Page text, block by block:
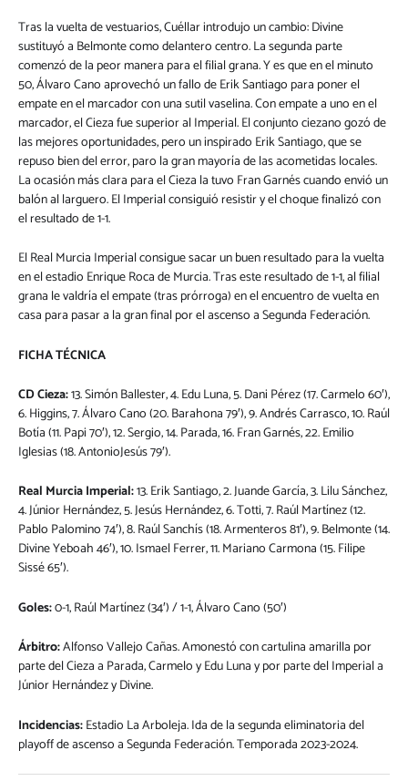
Tras la vuelta de vestuarios, Cuéllar introdujo un cambio: Divine
sustituyó a Belmonte como delantero centro. La segunda parte
comenzó de la peor manera para el filial grana. Y es que en el minuto
50, Álvaro Cano aprovechó un fallo de Erik Santiago para poner el
empate en el marcador con una sutil vaselina. Con empate a uno en el
marcador, el Cieza fue superior al Imperial. El conjunto ciezano gozó de
las mejores oportunidades, pero un inspirado Erik Santiago, que se
repuso bien del error, paro la gran mayoría de las acometidas locales.
La ocasión más clara para el Cieza la tuvo Fran Garnés cuando envió un
balón al larguero. El Imperial consiguió resistir y el choque finalizó con
el resultado de 1-1.
El Real Murcia Imperial consigue sacar un buen resultado para la vuelta
en el estadio Enrique Roca de Murcia. Tras este resultado de 1-1, al filial
grana le valdría el empate (tras prórroga) en el encuentro de vuelta en
casa para pasar a la gran final por el ascenso a Segunda Federación.
FICHA TÉCNICA
CD Cieza:13. Simón Ballester, 4. Edu Luna, 5. Dani Pérez (17. Carmelo 60′),
6. Higgins, 7. Álvaro Cano (20. Barahona 79′), 9. Andrés Carrasco, 10. Raúl
Botía (11. Papi 70′), 12. Sergio, 14. Parada, 16. Fran Garnés, 22. Emilio
Iglesias (18. AntonioJesús 79′).
Real Murcia Imperial:13. Erik Santiago, 2. Juande García, 3. Lilu Sánchez,
4. Júnior Hernández, 5. Jesús Hernández, 6. Totti, 7. Raúl Martínez (12.
Pablo Palomino 74′), 8. Raúl Sanchís (18. Armenteros 81′), 9. Belmonte (14.
Divine Yeboah 46′), 10. Ismael Ferrer, 11. Mariano Carmona (15. Filipe
Sissé 65′).
Goles:0-1, Raúl Martínez (34′) / 1-1, Álvaro Cano (50′)
Árbitro:Alfonso Vallejo Cañas. Amonestó con cartulina amarilla por
parte del Cieza a Parada, Carmelo y Edu Luna y por parte del Imperial a
Júnior Hernández y Divine.
Incidencias:Estadio La Arboleja. Ida de la segunda eliminatoria del
playoff de ascenso a Segunda Federación. Temporada 2023-2024.